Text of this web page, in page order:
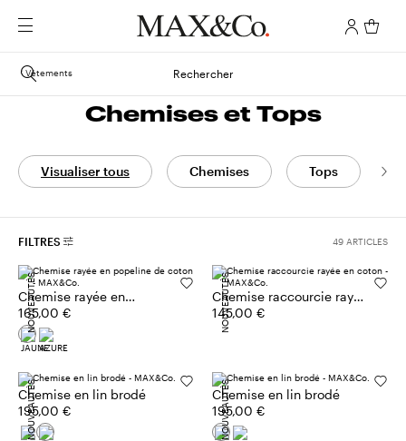
Rechercher
Vêtements
Chemises et Tops
Visualiser tous Chemises Tops
FILTRES 49 ARTICLES
Chemise rayée en
popeline de coton
165,00 €
NOUVEAUTÉS
Chemise raccourcie rayée
en coton
145,00 €
NOUVEAUTÉS
Chemise en lin brodé
195,00 €
NOUVEAUTÉS
Chemise en lin brodé
195,00 €
NOUVEAUTÉS